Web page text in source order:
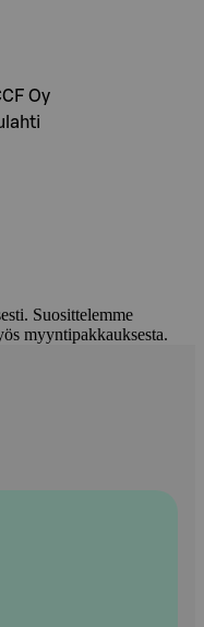
Oy
Suosittelemme
myyntipakkauksesta.